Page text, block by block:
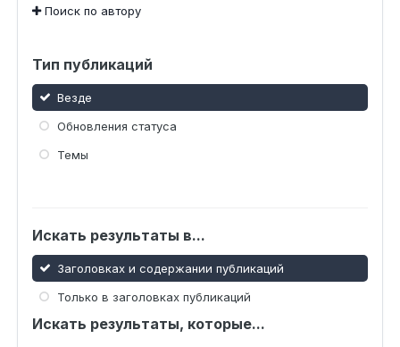
Поиск по автору
Тип публикаций
Везде
Обновления статуса
Темы
Искать результаты в...
Заголовках и содержании публикаций
Только в заголовках публикаций
Искать результаты, которые...